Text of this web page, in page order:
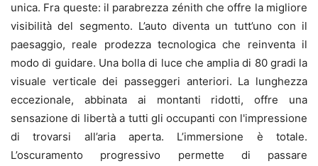
unica. Fra queste: il parabrezza zénith che offre la migliore
visibilità del segmento. L’auto diventa un tutt’uno con il
paesaggio, reale prodezza tecnologica che reinventa il
modo di guidare. Una bolla di luce che amplia di 80 gradi la
visuale verticale dei passeggeri anteriori. La lunghezza
eccezionale, abbinata ai montanti ridotti, offre una
sensazione di libertà a tutti gli occupanti con l'impressione
di trovarsi all’aria aperta. L’immersione è totale.
L’oscuramento progressivo permette di passare